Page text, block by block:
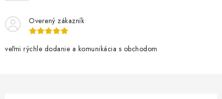
Overený zákazník
veľmi rýchle dodanie a komunikácia s obchodom